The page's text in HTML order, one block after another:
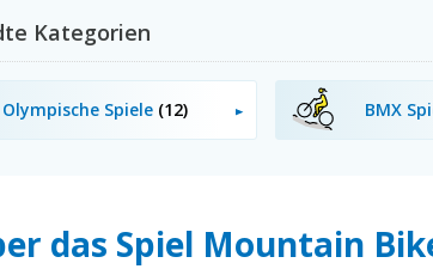
Kategorien
Olympische Spiele (12) BMX
das Spiel Mountain